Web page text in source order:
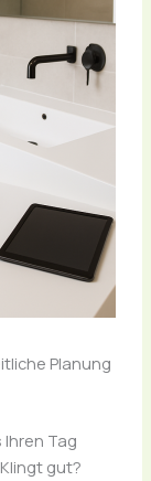
Planung
Ihren Tag
gut?